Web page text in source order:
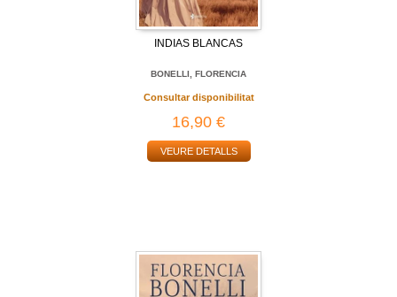
INDIAS BLANCAS
BONELLI, FLORENCIA
Consultar disponibilitat
16,90 €
VEURE DETALLS